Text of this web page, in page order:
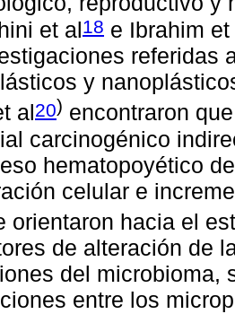
et al18 e Ibrahim et
referidas
y
al20) encontraron
carcinogénico
hematopoyético
celular e
orientaron hacia el
de alteración de
del microbioma,
entre los